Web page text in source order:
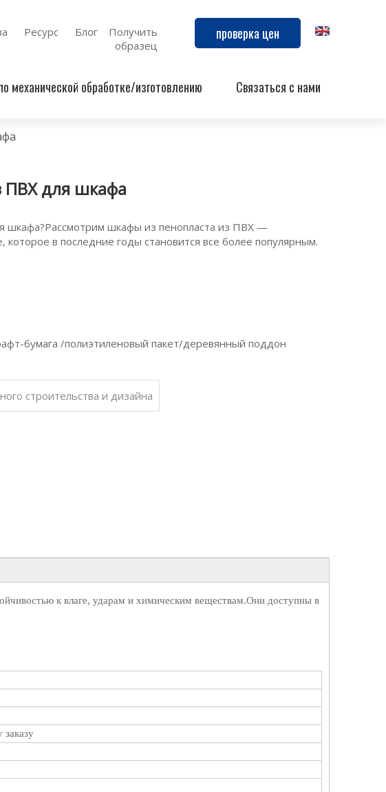
Ресурс Блог
Получить
образец
проверка цен
механической обработке/изготовлению Связаться с нами
ПВХ для шкафа
шкафа?Рассмотрим шкафы из пенопласта из ПВХ —
в последние годы становится все более популярным.
бумага /полиэтиленовый пакет/деревянный поддон
строительства и дизайна
к влаге, ударам и химическим веществам.Они доступны в